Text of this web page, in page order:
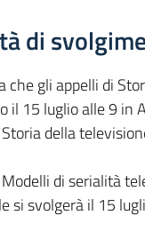
di
che gli appelli di
il 15 luglio alle 9 in
della
di serialità
si svolgerà il 15